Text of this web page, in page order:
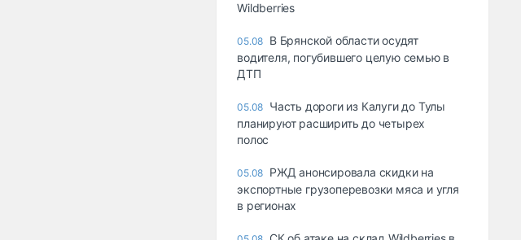
Wildberries
05.08 В Брянской области осудят
водителя, погубившего целую семью в
ДТП
05.08 Часть дороги из Калуги до Тулы
планируют расширить до четырех
полос
05.08 РЖД анонсировала скидки на
экспортные грузоперевозки мяса и угля
в регионах